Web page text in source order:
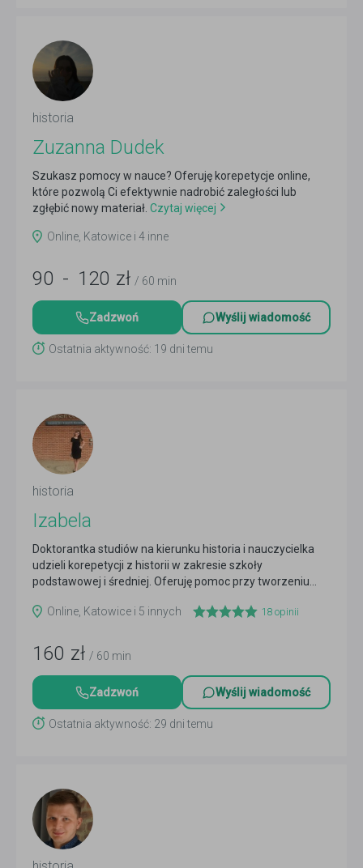
historia
Zuzanna Dudek
Szukasz pomocy w nauce? Oferuję korepetycje online,
które pozwolą Ci efektywnie nadrobić zaległości lub
zgłębić nowy materiał. Czytaj więcej
Online, Katowice i 4 inne
90 - 120 zł / 60 min
Zadzwoń Wyślij wiadomość
Ostatnia aktywność: 19 dni temu
historia
Izabela
Doktorantka studiów na kierunku historia i nauczycielka
udzieli korepetycji z historii w zakresie szkoły
podstawowej i średniej. Oferuję pomoc przy tworzeniu...
Online, Katowice i 5 innych
18 opinii
160 zł / 60 min
Zadzwoń Wyślij wiadomość
Ostatnia aktywność: 29 dni temu